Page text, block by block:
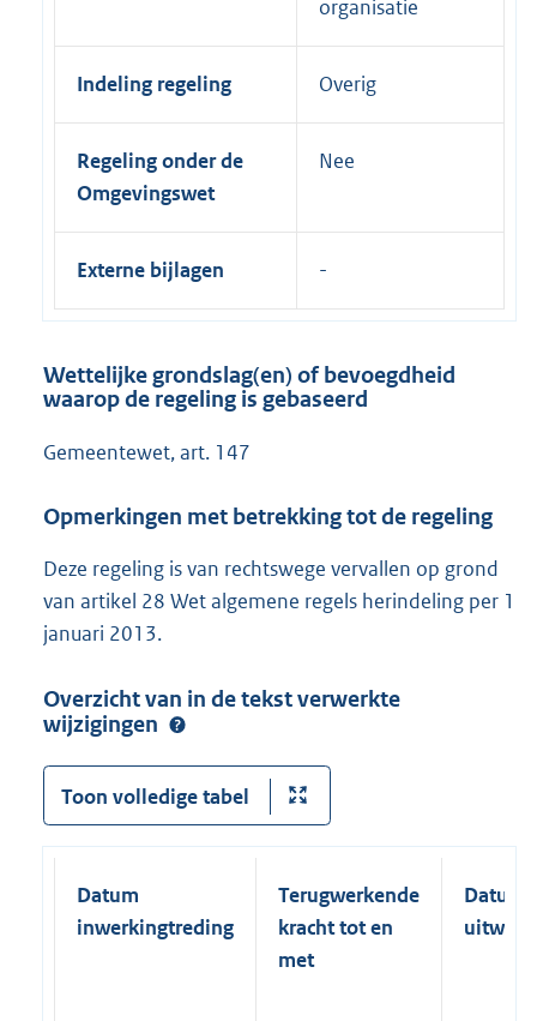
organisatie
Indeling regeling Overig
Regeling onder de
Omgevingswet
Nee
Externe bijlagen
Wettelijke grondslag(en) of bevoegdheid
waarop de regeling is gebaseerd
Gemeentewet, art. 147
Opmerkingen met betrekking tot de regeling
Deze regeling is van rechtswege vervallen op grond
van artikel 28 Wet algemene regels herindeling per 1
januari 2013.
Overzicht van in de tekst verwerkte
wijzigingen
Toon volledige tabel
Datum
inwerkingtreding
Terugwerkende
kracht tot en
met
Datum